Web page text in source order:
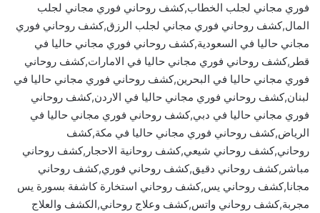
فوري مجاني لجلب الخطاب,كشف روحاني فوري مجاني لجلب
المال,كشف روحاني فوري مجاني لجلب الرزق,كشف روحاني فوري
مجاني حاليا في السعودية,كشف روحاني فوري مجاني حاليا في
قطر,كشف روحاني فوري مجاني حاليا في الامارات,كشف روحاني
فوري مجاني حاليا في البحرين,كشف روحاني فوري مجاني حاليا في
لبنان,كشف روحاني فوري مجاني حاليا في الاردن,كشف روحاني
فوري مجاني حاليا في دبي,كشف روحاني فوري مجاني حاليا في
الرياض,كشف روحاني فوري مجاني حاليا في مكة,كشف
روحاني,كشف روحاني شيعي,كشف روحانية الاحجار,كشف روحاني
مباشر,كشف روحاني دقيق,كشف روحاني فوري,كشف روحاني
مجانا,كشف روحاني يس,كشف روحاني استخارة كاشفة بسورة يس
مجربة,كشف روحاني واتس,كشف وعلاج روحاني,الكشف والعلاج